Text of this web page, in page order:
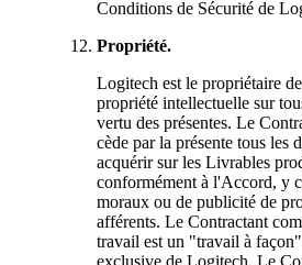
Conditions de Sécurité de
Propriété.
Logitech est le propriétaire
propriété intellectuelle sur
vertu des présentes. Le
cède par la présente tous les
acquérir sur les Livrables
conformément à l'Accord, y
moraux ou de publicité de
afférents. Le Contractant
travail est un "travail à